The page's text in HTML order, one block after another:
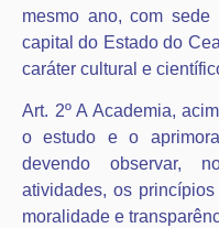
mesmo ano, com
capital do Estado do
caráter cultural e
Art. 2º A Academia,
o estudo e o
devendo observar,
atividades, os
moralidade e